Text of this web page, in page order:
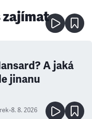
zajímat
A jaká
jinanu
•8. 8. 2026